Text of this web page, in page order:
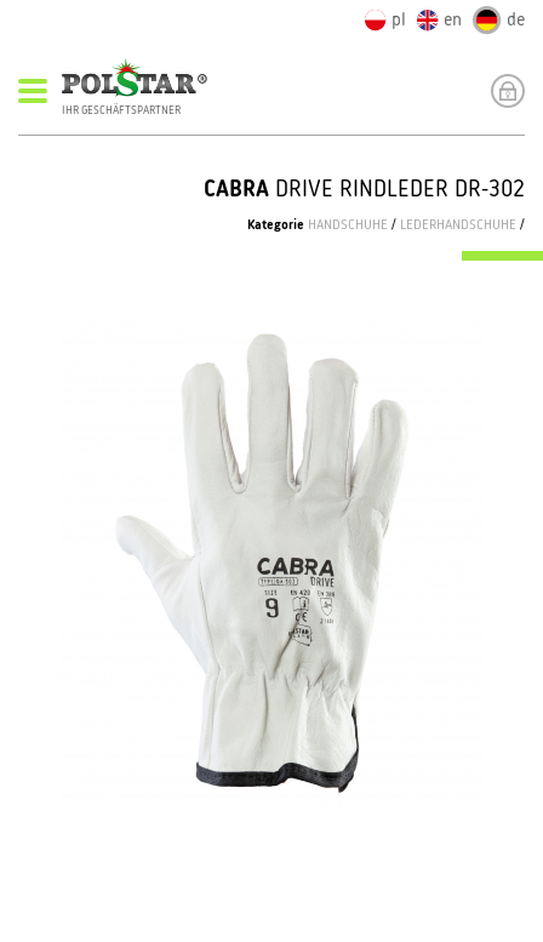
pl en de
IHR GESCHÄFTSPARTNER
CABRA DRIVE RINDLEDER DR-302
Kategorie HANDSCHUHE / LEDERHANDSCHUHE /